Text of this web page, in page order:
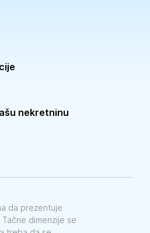
nekretninu
da prezentuje
dimenzije se